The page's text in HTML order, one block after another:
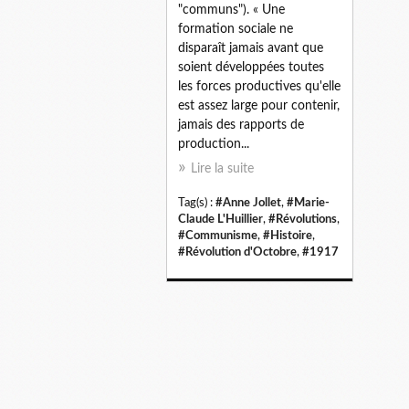
"communs"). « Une
formation sociale ne
disparaît jamais avant que
soient développées toutes
les forces productives qu'elle
est assez large pour contenir,
jamais des rapports de
production...
Lire la suite
Tag(s) : #Anne Jollet, #Marie-
Claude L'Huillier, #Révolutions,
#Communisme, #Histoire,
#Révolution d'Octobre, #1917